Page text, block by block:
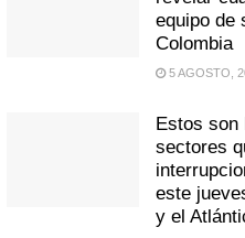
equipo de
Colombia
5 AGOSTO,
Estos son
sectores
este
y el